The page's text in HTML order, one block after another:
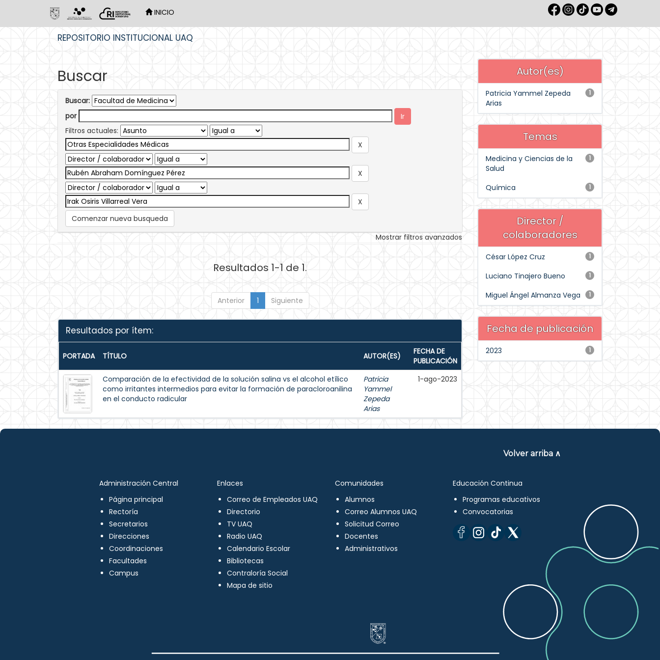
INICIO
REPOSITORIO INSTITUCIONAL UAQ
Buscar
Buscar:
por
Filtros actuales:
Comenzar nueva busqueda
Mostrar filtros avanzados
Resultados 1-1 de 1.
Anterior 1 Siguiente
Resultados por ítem:
PORTADA TÍTULO AUTOR(ES)
FECHA DE
PUBLICACIÓN
Comparación de la efectividad de la solución salina vs el alcohol etílico
como irritantes intermedios para evitar la formación de paracloroanilina
en el conducto radicular
Patricia
Yammel
Zepeda
Arias
1-ago-2023
Autor(es)
1
Patricia Yammel Zepeda
Arias
Temas
1
Medicina y Ciencias de la
Salud
1
Química
Director /
colaboradores
1
César López Cruz
1
Luciano Tinajero Bueno
1
Miguel Ángel Almanza Vega
Fecha de publicación
1
2023
Volver arriba ∧
Administración Central
Página principal
Rectoría
Secretarios
Direcciones
Coordinaciones
Facultades
Campus
Enlaces
Correo de Empleados UAQ
Directorio
TV UAQ
Radio UAQ
Calendario Escolar
Bibliotecas
Contraloría Social
Mapa de sitio
Comunidades
Alumnos
Correo Alumnos UAQ
Solicitud Correo
Docentes
Administrativos
Educación Continua
Programas educativos
Convocatorias